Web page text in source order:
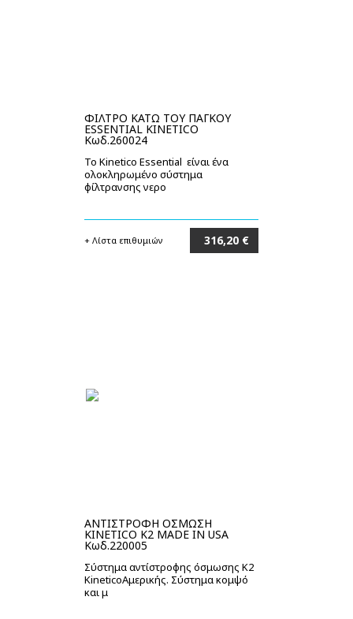
ΦΙΛΤΡΟ ΚΑΤΩ ΤΟΥ ΠΑΓΚΟΥ
ESSENTIAL KINETICO
Κωδ.260024
Το Kinetico Essential είναι ένα
ολοκληρωμένο σύστημα
φίλτρανσης νερο
+ Λίστα επιθυμιών 316,20 €
ΑΝΤΙΣΤΡΟΦΗ ΟΣΜΩΣΗ
KINETICO K2 MADE IN USA
Κωδ.220005
Σύστημα αντίστροφης όσμωσης Κ2
KineticoΑμερικής. Σύστημα κομψό
και μ